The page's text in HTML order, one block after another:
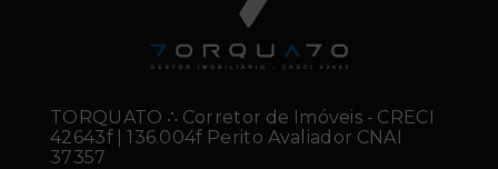
TORQUATO ∴ Corretor de Imóveis - CRECI
42643f | 136.004f Perito Avaliador CNAI
37357